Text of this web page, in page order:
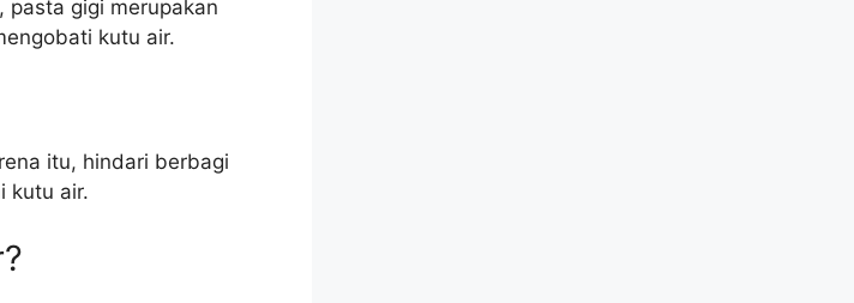
pasta gigi merupakan
kutu air.
itu, hindari berbagi
kutu air.